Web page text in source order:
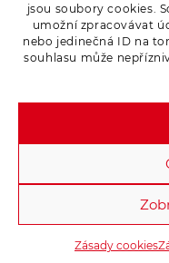
jsou soubory cookies.
umožní zpracovávat
nebo jedinečná ID na
souhlasu může
Zásady cookies
E-SHOP –
reklamace